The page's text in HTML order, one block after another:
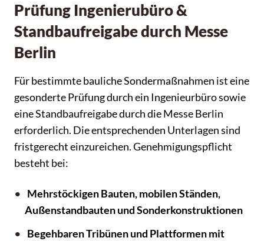
Prüfung Ingenierubüro &
Standbaufreigabe durch Messe
Berlin
Für bestimmte bauliche Sondermaßnahmen ist eine
gesonderte Prüfung durch ein Ingenieurbüro sowie
eine Standbaufreigabe durch die Messe Berlin
erforderlich. Die entsprechenden Unterlagen sind
fristgerecht einzureichen. Genehmigungspflicht
besteht bei:
Mehrstöckigen Bauten, mobilen Ständen,
Außenstandbauten und Sonderkonstruktionen
Begehbaren Tribünen und Plattformen mit